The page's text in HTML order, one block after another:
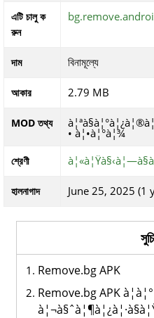
এটি চালু ক
রুন
দাম বিনামূল্যে
আকার 2.79 MB
MOD তথ্য
• à¦•à¦°à¦¾
শ্রেণী
হালনাগাদ June 25, 2025 (1
Remove.bg APK
Remove.bg APK à¦à¦°